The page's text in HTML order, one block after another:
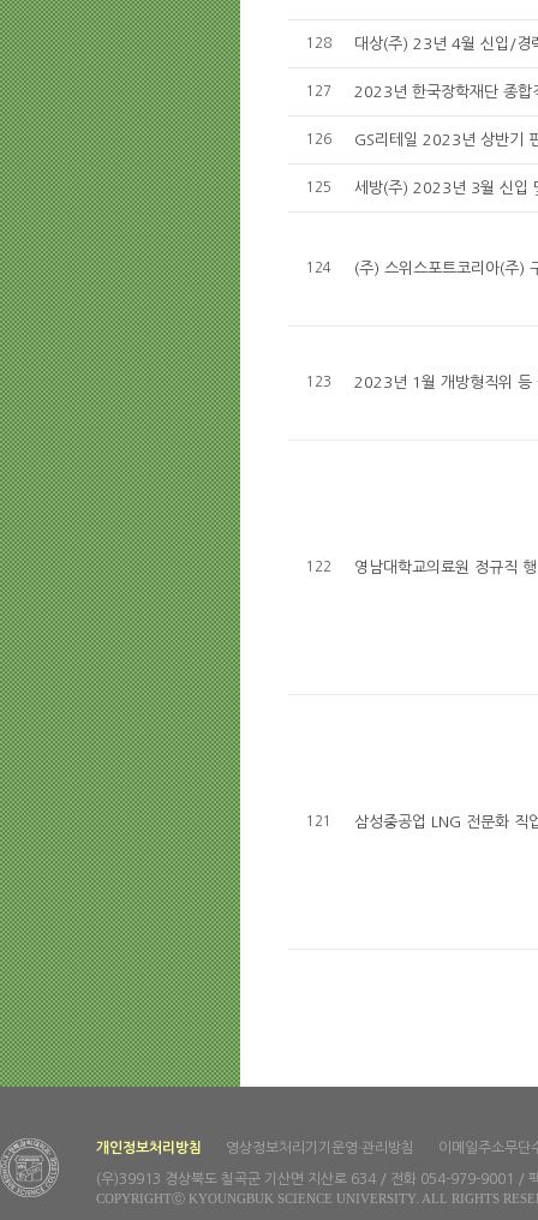
128 대상(주) 23년 4월 신입/경
127 2023년 한국장학재단 종합
126 GS리테일 2023년 상반기
125 세방(주) 2023년 3월 신입
124 (주) 스위스포트코리아(주)
123 2023년 1월 개방형직위 등
122 영남대학교의료원 정규직
121 삼성중공업 LNG 전문화 직
개인정보처리방침 영상정보처리기기운영·관리방침 이메일주소무단
(우)39913 경상북도 칠곡군 기산면 지산로 634 / 전화 054-979-9001 /
COPYRIGHTⓒ KYOUNGBUK SCIENCE UNIVERSITY. ALL RIGHTS